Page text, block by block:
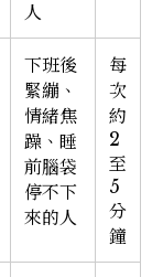
人
下班後
緊繃、
情緒焦
躁、睡
前腦袋
停不下
來的人
每
次
約
2
至
5
分
鐘